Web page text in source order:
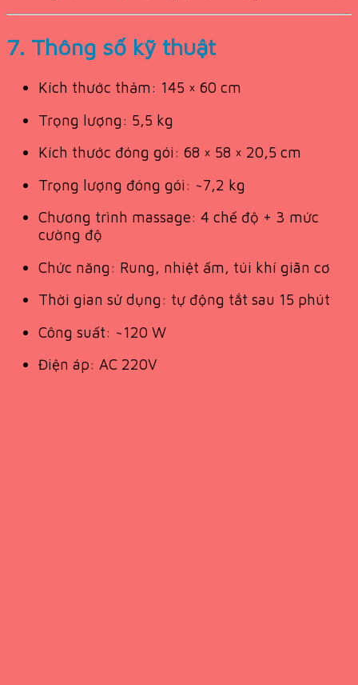
7. Thông số kỹ thuật
Kích thước thảm: 145 × 60 cm
Trọng lượng: 5,5 kg
Kích thước đóng gói: 68 × 58 × 20,5 cm
Trọng lượng đóng gói: ~7,2 kg
Chương trình massage: 4 chế độ + 3 mức
cường độ
Chức năng: Rung, nhiệt ấm, túi khí giãn cơ
Thời gian sử dụng: tự động tắt sau 15 phút
Công suất: ~120 W
Điện áp: AC 220V